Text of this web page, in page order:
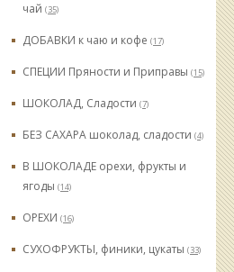
чай (35)
ДОБАВКИ к чаю и кофе (17)
СПЕЦИИ Пряности и Приправы (15)
ШОКОЛАД, Сладости (7)
БЕЗ САХАРА шоколад, сладости (4)
В ШОКОЛАДЕ орехи, фрукты и
ягоды (14)
ОРЕХИ (16)
СУХОФРУКТЫ, финики, цукаты (33)